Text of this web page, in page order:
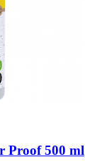
Proof 500 ml